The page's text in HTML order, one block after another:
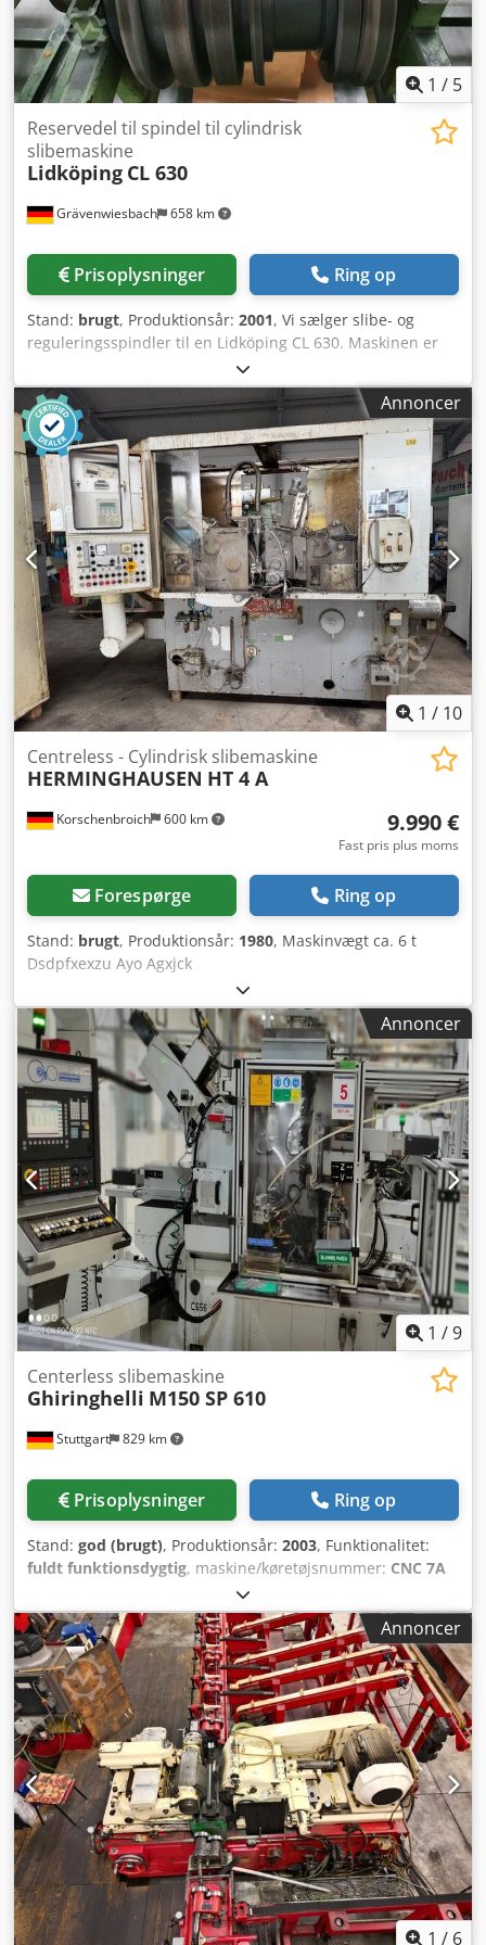
1 / 5
Grävenwiesbach 658 km
Reservedel til spindel til cylindrisk
slibemaskine
Lidköping CL 630
Prisoplysninger Ring op
Stand: brugt, Produktionsår: 2001, Vi sælger slibe- og
reguleringsspindler til en Lidköping CL 630. Maskinen er
ikke længere til salg! Kun spindlerne. Dodperf Ukqofx
Agxsck 6 x reguleringsspindler 8 x slibespindler Individuelt
eller som pakke.
Annoncer
1 / 10
Korschenbroich 600 km
Centreless - Cylindrisk slibemaskine
HERMINGHAUSEN HT 4 A
9.990 €
Fast pris plus moms
Forespørge Ring op
Stand: brugt, Produktionsår: 1980, Maskinvægt ca. 6 t
Dsdpfxexzu Ayo Agxjck
Annoncer
1 /9
Stuttgart 829 km
Centerless slibemaskine
Ghiringhelli M150 SP 610
Prisoplysninger Ring op
Stand: god (brugt), Produktionsår: 2003, Funktionalitet:
fuldt funktionsdygtig, maskine/køretøjsnummer: CNC 7A
, Salg kun inden for Europa, inkl. Tyrkiet Pris uden
emballage; leveringsbetingelse: FCA (maskinens placering)
===== Tekniske data fremgår af vedlagte håndbog. Alt
garanti- og reklamationsret er udelukket. Vi påtager os
intet ansvar for korrektheden af de tekniske data og
produktionsår, for fuldstændigheden af tilbehør og værktøj
samt for opfyldelsen af alle sikkerheds- og miljøkrav i
henhold til arbejdsmiljølovgivningen. Djdszfwhyopfx
Agxsck Salg kun til erhvervskunder – ingen salg til
privatpersoner.
Annoncer
1 / 6